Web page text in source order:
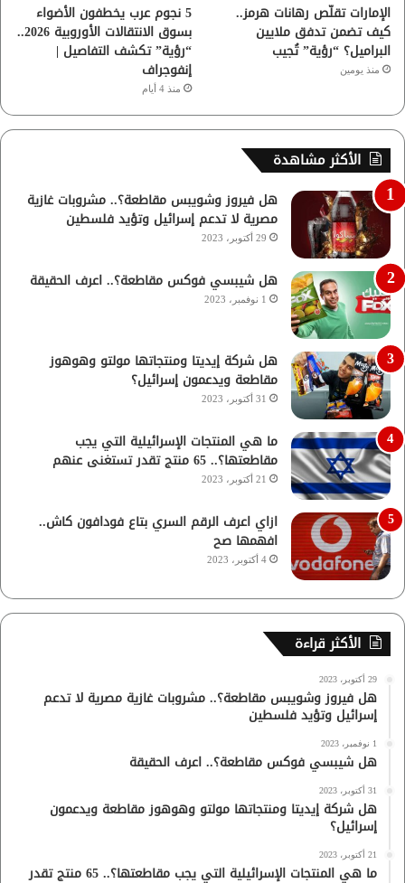
الإمارات تقلّص رهانات هرمز..
كيف تضمن تدفق ملايين
البراميل؟ “رؤية” تُجيب
منذ يومين
5 نجوم عرب يخطفون الأضواء
بسوق الانتقالات الأوروبية 2026..
“رؤية” تكشف التفاصيل |
إنفوجراف
منذ 4 أيام
الأكثر مشاهدة
هل فيروز وشويبس مقاطعة؟.. مشروبات غازية
مصرية لا تدعم إسرائيل وتؤيد فلسطين
29 أكتوبر، 2023
هل شيبسي فوكس مقاطعة؟.. اعرف الحقيقة
1 نوفمبر، 2023
هل شركة إيديتا ومنتجاتها مولتو وهوهوز
مقاطعة ويدعمون إسرائيل؟
31 أكتوبر، 2023
ما هي المنتجات الإسرائيلية التي يجب
مقاطعتها؟.. 65 منتج تقدر تستغنى عنهم
21 أكتوبر، 2023
ازاي اعرف الرقم السري بتاع فودافون كاش..
افهمها صح
4 أكتوبر، 2023
الأكثر قراءة
29 أكتوبر، 2023
هل فيروز وشويبس مقاطعة؟.. مشروبات غازية مصرية لا تدعم
إسرائيل وتؤيد فلسطين
1 نوفمبر، 2023
هل شيبسي فوكس مقاطعة؟.. اعرف الحقيقة
31 أكتوبر، 2023
هل شركة إيديتا ومنتجاتها مولتو وهوهوز مقاطعة ويدعمون
إسرائيل؟
21 أكتوبر، 2023
ما هي المنتجات الإسرائيلية التي يجب مقاطعتها؟.. 65 منتج تقدر